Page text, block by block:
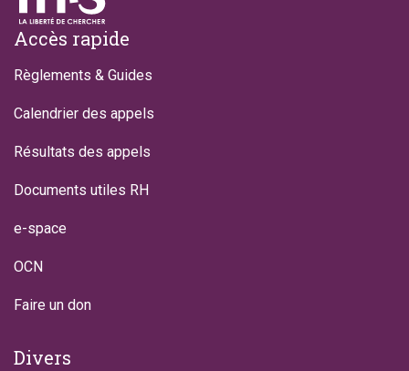
Footer
Accès rapide
Règlements & Guides
Calendrier des appels
Résultats des appels
Documents utiles RH
e-space
OCN
Faire un don
Divers